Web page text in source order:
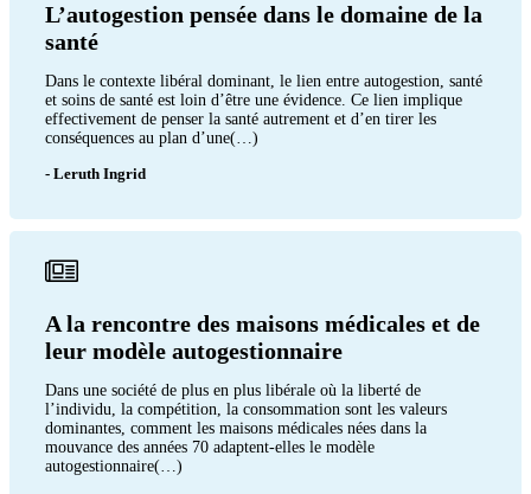
L’autogestion pensée dans le domaine de la
santé
Dans le contexte libéral dominant, le lien entre autogestion, santé
et soins de santé est loin d’être une évidence. Ce lien implique
effectivement de penser la santé autrement et d’en tirer les
conséquences au plan d’une(…)
- Leruth Ingrid
A la rencontre des maisons médicales et de
leur modèle autogestionnaire
Dans une société de plus en plus libérale où la liberté de
l’individu, la compétition, la consommation sont les valeurs
dominantes, comment les maisons médicales nées dans la
mouvance des années 70 adaptent-elles le modèle
autogestionnaire(…)